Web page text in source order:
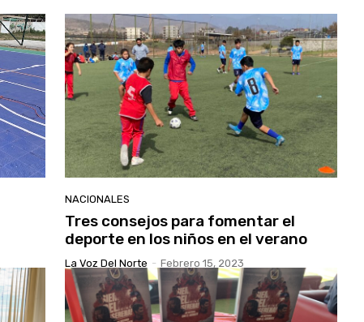
NACIONALES
Tres consejos para fomentar el
deporte en los niños en el verano
La Voz Del Norte - Febrero 15, 2023